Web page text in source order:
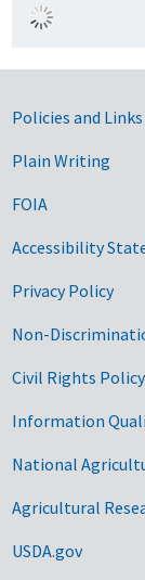
Policies and Links
Plain Writing
FOIA
Accessibility
Privacy Policy
Non-
Civil Rights Policy
Information
National
Agricultural
USDA.gov